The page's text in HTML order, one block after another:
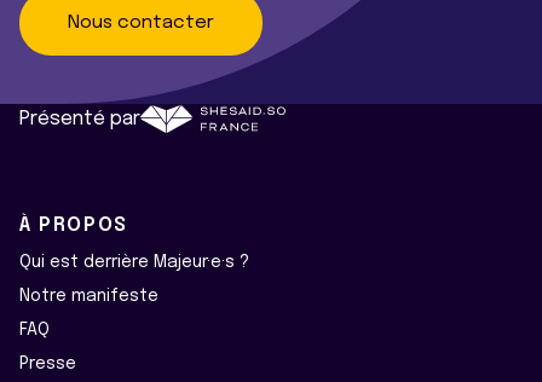
Nous contacter
Présenté par
À PROPOS
Qui est derrière Majeur·e·s ?
Notre manifeste
FAQ
Presse